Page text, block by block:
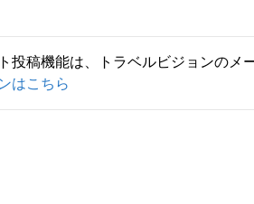
投稿機能は、トラベルビジョンのメ
はこちら